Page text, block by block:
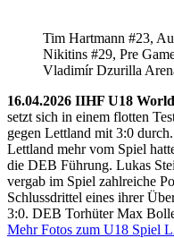
Tim Hartmann #23,
Nikitins #29, Pre
Vladimír Dzurilla
16.04.2026 IIHF U18
setzt sich in einem flotten
gegen Lettland mit 3:0
Lettland mehr vom Spiel
die DEB Führung. Lukas
vergab im Spiel zahlreiche
Schlussdrittel eines ihrer
3:0. DEB Torhüter Max
Mehr Fotos zum U18 Spiel